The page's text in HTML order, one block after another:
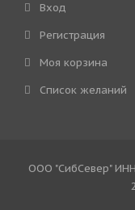
Вход
Регистрация
Моя корзина
Cписок желаний
ООО "СибСевер"